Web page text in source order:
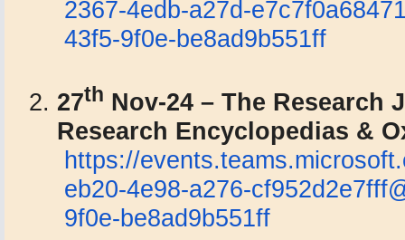
2367-4edb-a27d-
43f5-9f0e-be8ad9b551ff
27th Nov-24 – The Research
Research Encyclopedias &
https://events.teams.
eb20-4e98-a276-
9f0e-be8ad9b551ff